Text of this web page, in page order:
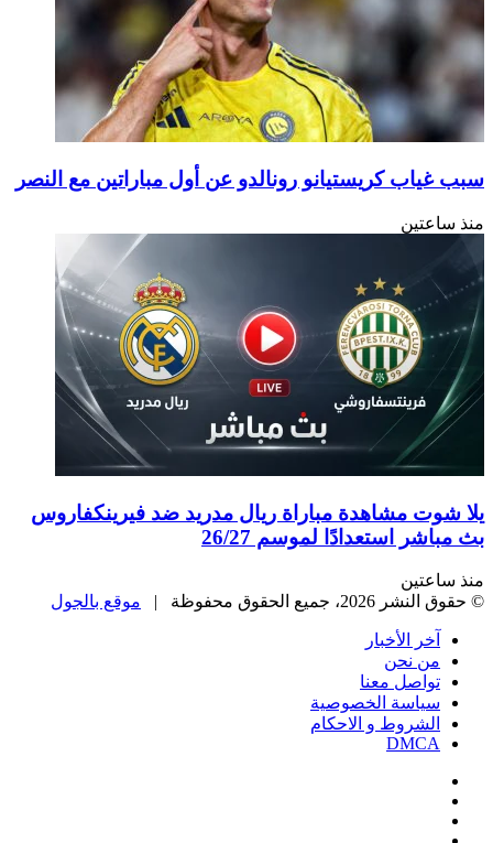
سبب غياب كريستيانو رونالدو عن أول مباراتين مع النصر
منذ ساعتين
يلا شوت مشاهدة مباراة ريال مدريد ضد فيرينكفاروس
بث مباشر استعدادًا لموسم 26/27
منذ ساعتين
© حقوق النشر 2026، جميع الحقوق محفوظة |
موقع بالجول
آخر الأخبار
من نحن
تواصل معنا
سياسة الخصوصية
الشروط و الاحكام
DMCA